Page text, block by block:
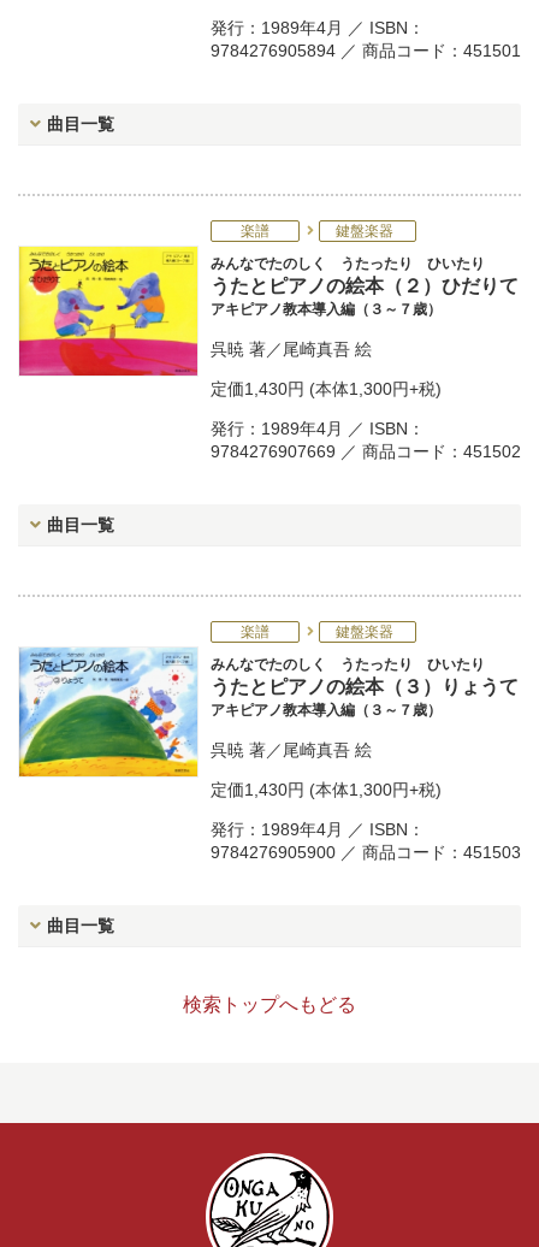
発行：1989年4月 ／ ISBN：
9784276905894 ／ 商品コード：451501
曲目一覧
楽譜
鍵盤楽器
みんなでたのしく うたったり ひいたり
うたとピアノの絵本（２）ひだりて
アキピアノ教本導入編（３～７歳）
呉暁 著／尾崎真吾 絵
定価1,430円 (本体1,300円+税)
発行：1989年4月 ／ ISBN：
9784276907669 ／ 商品コード：451502
曲目一覧
楽譜
鍵盤楽器
みんなでたのしく うたったり ひいたり
うたとピアノの絵本（３）りょうて
アキピアノ教本導入編（３～７歳）
呉暁 著／尾崎真吾 絵
定価1,430円 (本体1,300円+税)
発行：1989年4月 ／ ISBN：
9784276905900 ／ 商品コード：451503
曲目一覧
検索トップへもどる